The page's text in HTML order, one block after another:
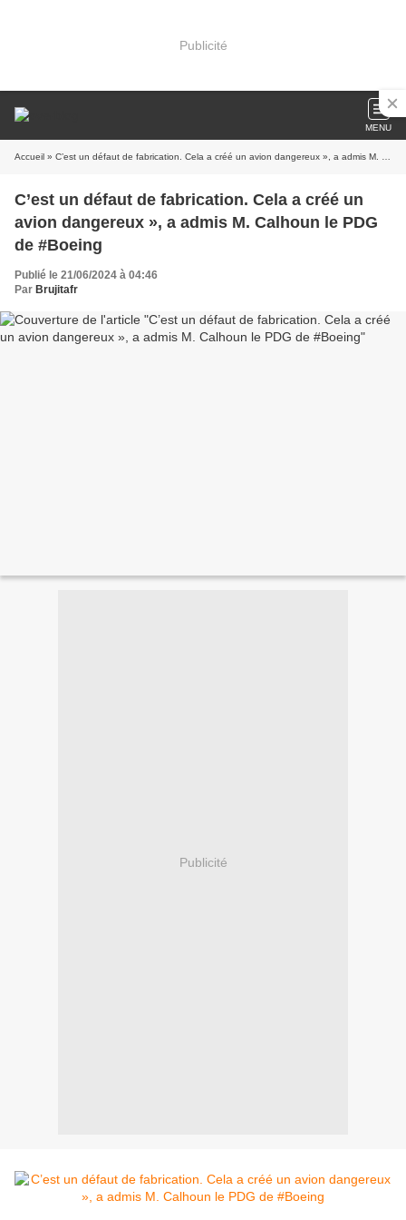
Publicité
MENU
Accueil » C’est un défaut de fabrication. Cela a créé un avion dangereux », a admis M. Calhoun le PDG de #Boeing
C’est un défaut de fabrication. Cela a créé un
avion dangereux », a admis M. Calhoun le PDG
de #Boeing
Publié le 21/06/2024 à 04:46
Par Brujitafr
Publicité